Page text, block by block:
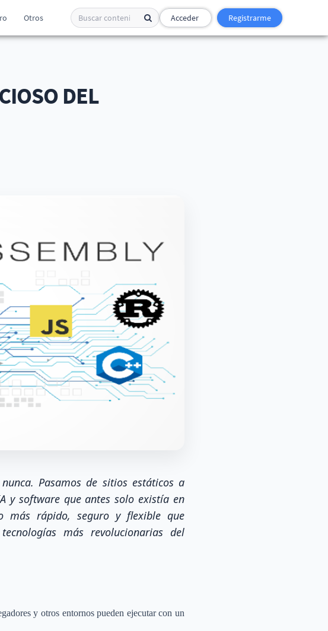
Otros Acceder Registrarme
DEL
Pasamos de sitios estáticos a
y software que antes solo existía en
más rápido, seguro y flexible que
más revolucionarias del
y otros entornos pueden ejecutar con un